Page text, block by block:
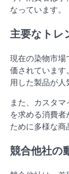
なっています。
主要なトレ
現在の染物市場
価されています
用した製品が人
また、カスタ
を求める消費
ために多様な商
競合他社の